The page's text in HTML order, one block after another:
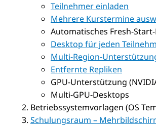
Teilnehmer einladen
Mehrere Kurstermine
Automatisches Fresh-
Desktop für jeden
Multi-Region-
Entfernte Repliken
GPU-Unterstützung
Multi-GPU-Desktops
Betriebssystemvorlagen (OS
Schulungsraum –